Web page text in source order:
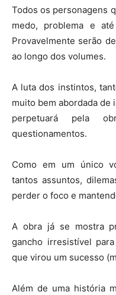
Todos os personagens
medo, problema e
Provavelmente serão
ao longo dos volumes.
A luta dos instintos,
muito bem abordada de
perpetuará pela
questionamentos.
Como em um único
tantos assuntos,
perder o foco e
A obra já se mostra
gancho irresistível
que virou um sucesso
Além de uma história